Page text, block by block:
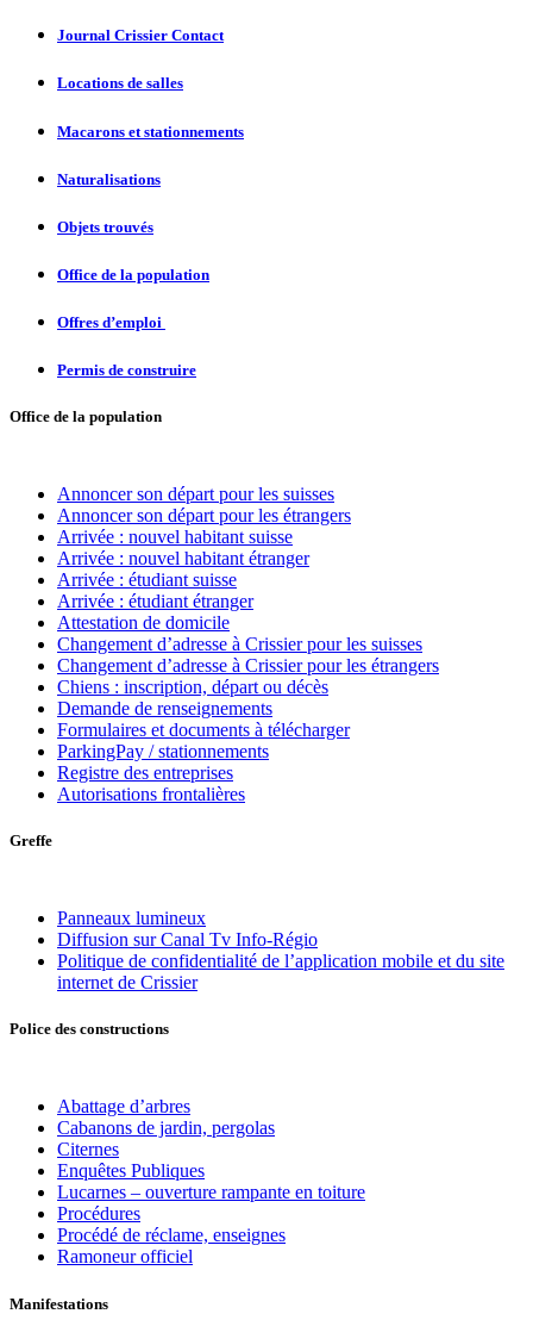
Journal Crissier Contact
Locations de salles
Macarons et stationnements
Naturalisations
Objets trouvés
Office de la population
Offres d’emploi
Permis de construire
Office de la population
Annoncer son départ pour les suisses
Annoncer son départ pour les étrangers
Arrivée : nouvel habitant suisse
Arrivée : nouvel habitant étranger
Arrivée : étudiant suisse
Arrivée : étudiant étranger
Attestation de domicile
Changement d’adresse à Crissier pour les suisses
Changement d’adresse à Crissier pour les étrangers
Chiens : inscription, départ ou décès
Demande de renseignements
Formulaires et documents à télécharger
ParkingPay / stationnements
Registre des entreprises
Autorisations frontalières
Greffe
Panneaux lumineux
Diffusion sur Canal Tv Info-Régio
Politique de confidentialité de l’application mobile et du site
internet de Crissier
Police des constructions
Abattage d’arbres
Cabanons de jardin, pergolas
Citernes
Enquêtes Publiques
Lucarnes – ouverture rampante en toiture
Procédures
Procédé de réclame, enseignes
Ramoneur officiel
Manifestations